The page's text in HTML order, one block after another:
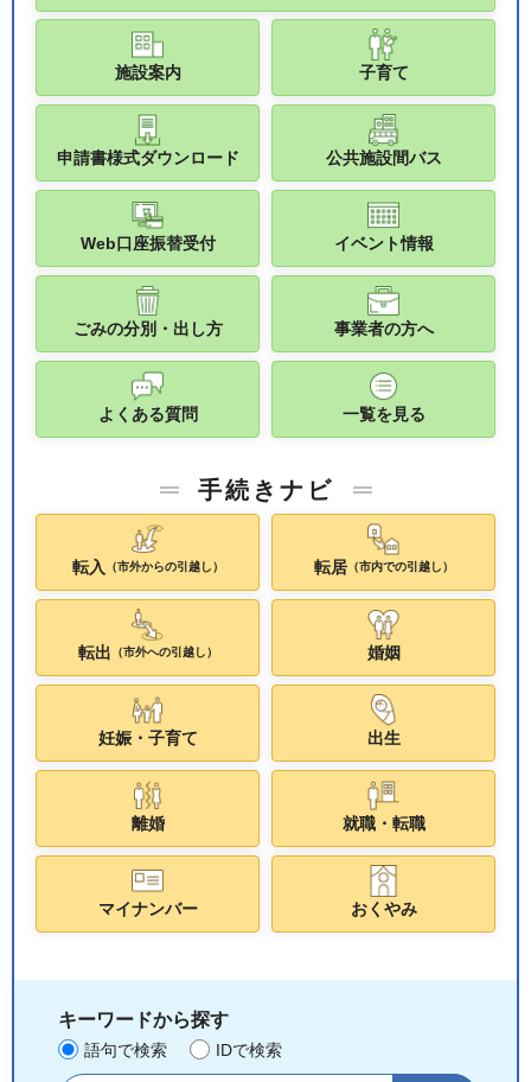
施設案内 子育て
申請書様式ダウンロード 公共施設間バス
Web口座振替受付 イベント情報
ごみの分別・出し方 事業者の方へ
よくある質問 一覧を見る
手続きナビ
転入 （市外からの引越し） 転居（市内での引越し）
転出 （市外への引越し） 婚姻
妊娠・子育て 出生
離婚 就職・転職
マイナンバー おくやみ
キーワードから探す
語句で検索 IDで検索